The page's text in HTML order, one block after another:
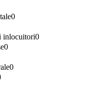
0
inlocuitori0
0
0